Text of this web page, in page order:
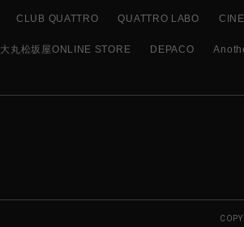
CLUB QUATTRO QUATTRO LABO
大丸松坂屋ONLINE STORE DEPACO